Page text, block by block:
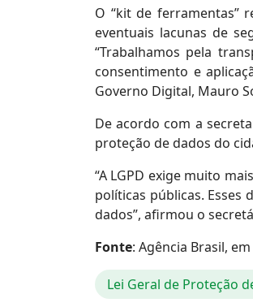
O “kit de ferramentas”
eventuais lacunas de
“Trabalhamos pela
consentimento e
Governo Digital, Mauro
De acordo com a
proteção de dados do
“A LGPD exige muito
políticas públicas. Esses
dados”, afirmou o
Fonte: Agência Brasil, em
Lei Geral de Proteção